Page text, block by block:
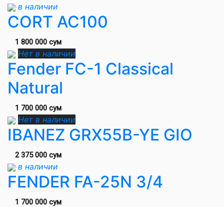
в наличии
CORT AC100
1 800 000 сум
Нет в наличии
Fender FC-1 Classical
Natural
1 700 000 сум
Нет в наличии
IBANEZ GRX55B-YE GIO
2 375 000 сум
в наличии
FENDER FA-25N 3/4
1 700 000 сум